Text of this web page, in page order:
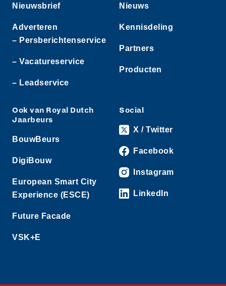
Nieuwsbrief
Adverteren
– Persberichtenservice
– Vacatureservice
– Leadservice
Nieuws
Kennisdeling
Partners
Producten
Ook van Royal Dutch
Jaarbeurs
BouwBeurs
DigiBouw
European Smart City
Experience (ESCE)
Future Facade
VSK+E
Social
X / Twitter
Facebook
Instagram
LinkedIn